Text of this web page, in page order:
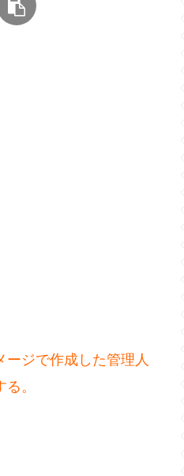
ジで作成した管理人
。